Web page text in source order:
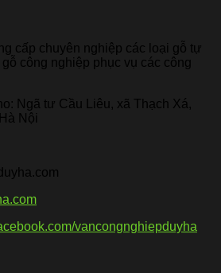
cấp chuyên nghiệp các loại gỗ tự
công nghiệp phục vụ các công
Ngã tư Cầu Liêu, xã Thạch Xá,
Nội
vancongnghiepduyha